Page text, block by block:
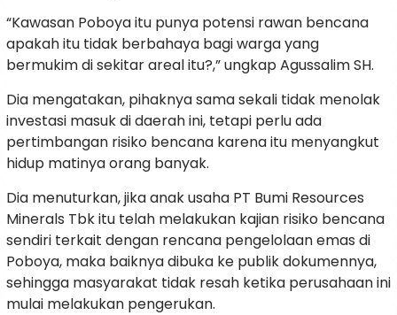
“Kawasan Poboya itu punya potensi rawan bencana
apakah itu tidak berbahaya bagi warga yang
bermukim di sekitar areal itu?,” ungkap Agussalim SH.
Dia mengatakan, pihaknya sama sekali tidak menolak
investasi masuk di daerah ini, tetapi perlu ada
pertimbangan risiko bencana karena itu menyangkut
hidup matinya orang banyak.
Dia menuturkan, jika anak usaha PT Bumi Resources
Minerals Tbk itu telah melakukan kajian risiko bencana
sendiri terkait dengan rencana pengelolaan emas di
Poboya, maka baiknya dibuka ke publik dokumennya,
sehingga masyarakat tidak resah ketika perusahaan ini
mulai melakukan pengerukan.